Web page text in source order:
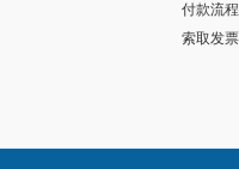
付款流程
索取发票